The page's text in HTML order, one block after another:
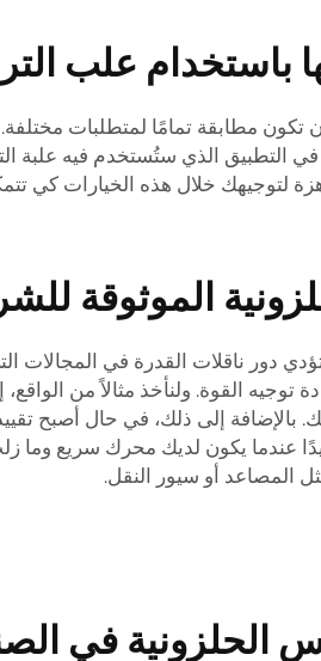
باستخدام علب
مطابقة تمامًا لمتطلبات
الذي ستُستخدم فيه علبة
خلال هذه الخيارات كي تتمكن
الموثوقة
دور ناقلات القدرة في المجالات
القوة. ولنأخذ مثالاً من
بالإضافة إلى ذلك، في حال أصبح
عندما يكون لديك محرك سريع وما
المصاعد أو سيور النقل.
الحلزونية في